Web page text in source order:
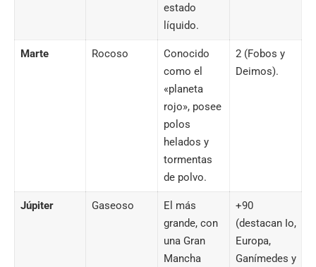
estado
líquido.
Marte Rocoso
Conocido
como el
«planeta
rojo», posee
polos
helados y
tormentas
de polvo.
2 (Fobos y
Deimos).
Júpiter Gaseoso
El más
grande, con
una Gran
Mancha
+90
(destacan Io,
Europa,
Ganímedes y